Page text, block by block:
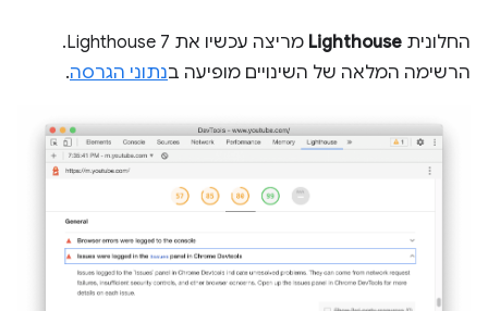
החלונית Lighthouse
מריצה עכשיו את Lighthouse 7.
הרשימה המלאה של השינויים מופיעה בנתוני הגרסה.